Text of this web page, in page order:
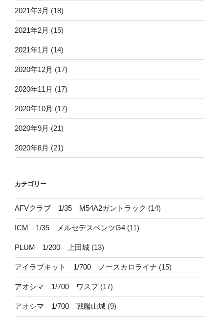
2021年3月 (18)
2021年2月 (15)
2021年1月 (14)
2020年12月 (17)
2020年11月 (17)
2020年10月 (17)
2020年9月 (21)
2020年8月 (21)
カテゴリー
AFVクラブ 1/35 M54A2ガントラック (14)
ICM 1/35 メルセデスベンツG4 (11)
PLUM 1/200 上田城 (13)
アイラブキット 1/700 ノースカロライナ (15)
アオシマ 1/700 ワスプ(17)
アオシマ 1/700 戦艦山城 (9)